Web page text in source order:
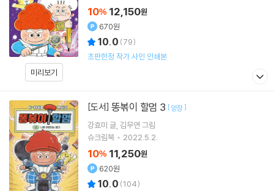
미리보기
10% 12,150원
670원
10.0 (79)
초판한정 작가 사인 인쇄본
[도서] 똥볶이 할멈 3 [양장]
강효미 글 김무연 그림
슈크림북
2022.5.2.
10% 11,250원
620원
10.0 (104)